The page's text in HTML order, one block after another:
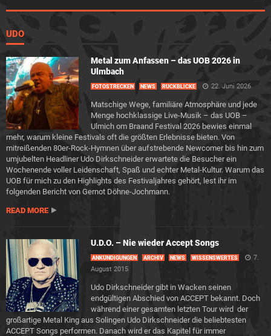
UDO
Metal zum Anfassen – das UOB 2026 in
Ulmbach
FOTOSTRECKEN NEWS RÜCKBLICKE 22. Juni 2026
Matschige Wege, familiäre Atmosphäre und jede
Menge hochklassige Live-Musik – das UOB –
Ulmich om Braand Festival 2026 bewies einmal
mehr, warum kleine Festivals oft die größten Erlebnisse bieten. Von
mitreißenden 80er-Rock-Hymnen über aufstrebende Newcomer bis hin zum
umjubelten Headliner Udo Dirkschneider erwartete die Besucher ein
Wochenende voller Leidenschaft, Spaß und echter Metal-Kultur. Warum das
UOB für mich zu den Highlights des Festivaljahres gehört, lest ihr im
folgenden Bericht von Gernot Döhne-Jochmann.
READ MORE
U.D.O. – Nie wieder Accept Songs
ANKÜNDIGUNGEN ARCHIV NEWS WISSENSWERTES
7.
August 2015
Udo Dirkschneider gibt in Wacken seinen
endgültigen Abschied von ACCEPT bekannt. Doch
während einer gesamten letzten Tour wird der
großartige Metal King aus Solingen Udo Dirkschneider die beliebtesten
ACCEPT Songs performen. Danach wird er das Kapitel für immer